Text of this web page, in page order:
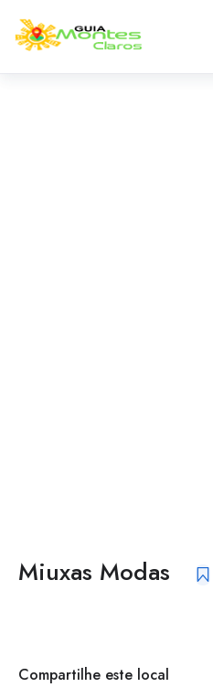
Miuxas Modas
Compartilhe este local